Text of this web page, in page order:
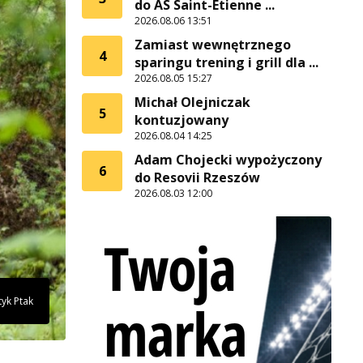
Ptak
do AS Saint-Etienne ...
2026.08.06 13:51
4
Zamiast wewnętrznego
sparingu trening i grill dla ...
2026.08.05 15:27
5
Michał Olejniczak
kontuzjowany
2026.08.04 14:25
6
Adam Chojecki wypożyczony
do Resovii Rzeszów
2026.08.03 12:00